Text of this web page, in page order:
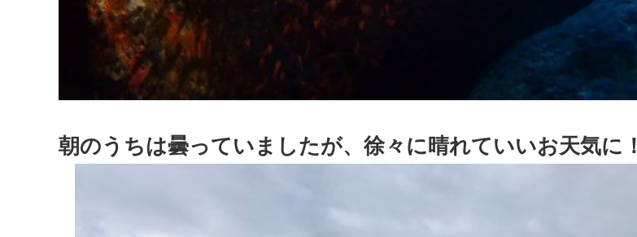
朝のうちは曇っていましたが、徐々に晴れていいお天気に！